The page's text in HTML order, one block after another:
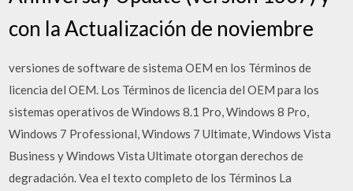
con la Actualización de noviembre
versiones de software de sistema OEM en los Términos de
licencia del OEM. Los Términos de licencia del OEM para los
sistemas operativos de Windows 8.1 Pro, Windows 8 Pro,
Windows 7 Professional, Windows 7 Ultimate, Windows Vista
Business y Windows Vista Ultimate otorgan derechos de
degradación. Vea el texto completo de los Términos La